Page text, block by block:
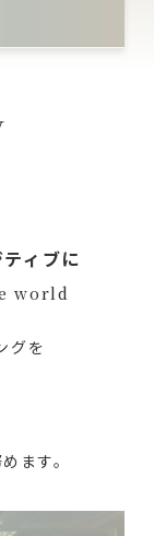
ィブに
world
グを
ます。